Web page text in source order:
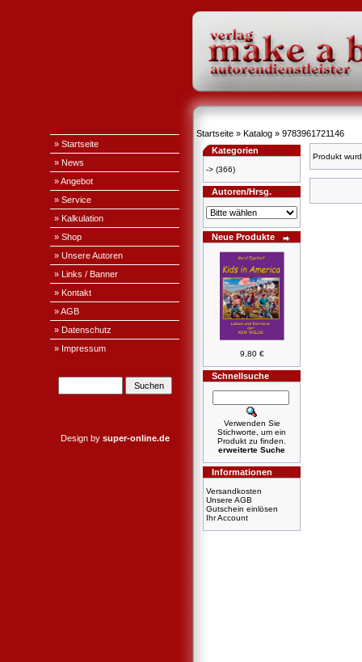
» Startseite
» News
» Angebot
» Service
» Kalkulation
» Shop
» Unsere Autoren
» Links / Banner
» Kontakt
» AGB
» Datenschutz
» Impressum
Design by super-online.de
Startseite » Katalog » 9783961721146
Kategorien
-> (366)
Autoren/Hrsg.
Neue Produkte
9,80 €
Schnellsuche
Verwenden Sie
Stichworte, um ein
Produkt zu finden.
erweiterte Suche
Informationen
Versandkosten
Unsere AGB
Gutschein einlösen
Ihr Account
Produkt